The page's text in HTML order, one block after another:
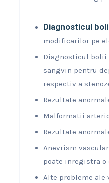
Diagnosticul
modificarilor pe
Diagnosticul bolii
sangvin pentru
respectiv a
Rezultate
Malformatii
Rezultate
Anevrism
poate inregistra o
Alte probleme ale